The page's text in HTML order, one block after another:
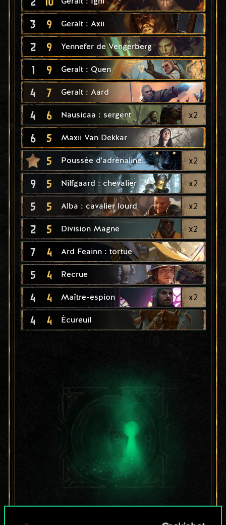
3 9 Geralt : Axii
2 9 Yennefer de Vengerberg
1 9 Geralt : Quen
4 7 Geralt : Aard
4 6 Nausicaa : sergent x2
6 5 Maxii Van Dekkar
5 Poussée d'adrénaline x2
9 5 Nilfgaard : chevalier x2
5 5 Alba : cavalier lourd x2
2 5 Division Magne x2
7 4 Ard Feainn : tortue
5 4 Recrue
4 4 Maître-espion x2
4 4 Écureuil
Pour l'instant, ce